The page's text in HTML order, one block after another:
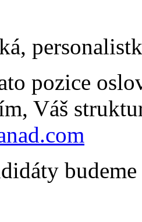
pozice
Váš